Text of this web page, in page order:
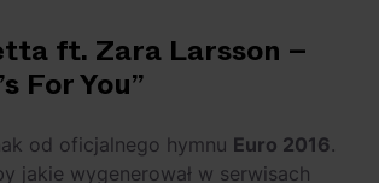
ft. Zara Larsson –
For You”
od oficjalnego hymnu Euro 2016.
jakie wygenerował w serwisach